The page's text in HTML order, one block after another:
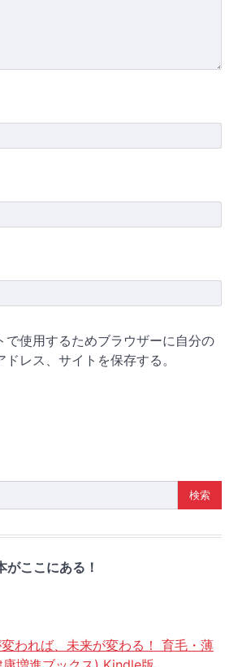
で使用するためブラウザーに自分の
レス、サイトを保存する。
がここにある！
われば、未来が変わる！ 育毛・薄